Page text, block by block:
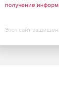
получение
Этот сайт